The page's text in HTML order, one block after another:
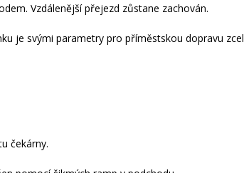
Vzdálenější přejezd zůstane zachován.
je svými parametry pro příměstskou dopravu
čekárny.